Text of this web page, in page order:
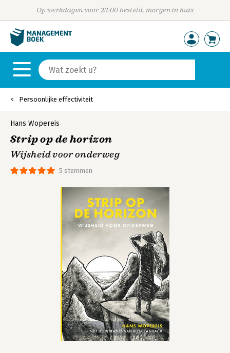
Op werkdagen voor 23:00 besteld, morgen in huis
Persoonlijke effectiviteit
5 stemmen
Hans Wopereis
Strip op de horizon
Wijsheid voor onderweg